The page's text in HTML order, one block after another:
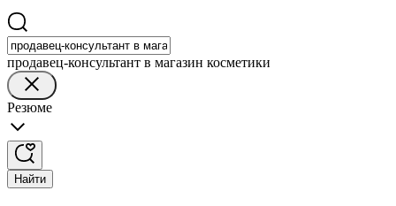
продавец-консультант в магазин косметики
Резюме
Найти